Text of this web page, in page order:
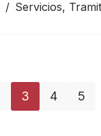
Servicios,
3 4 5